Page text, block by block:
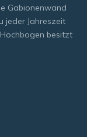
Gabionenwand
jeder Jahreszeit
besitzt